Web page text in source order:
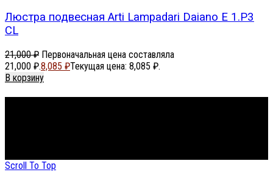
Люстра подвесная Arti Lampadari Daiano E 1.P3
CL
21,000₽ Первоначальная цена составляла
21,000 ₽.8,085 ₽Текущая цена: 8,085 ₽.
В корзину
Scroll To Top